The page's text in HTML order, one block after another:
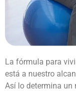
La fórmula para
está a nuestro
Así lo determina un